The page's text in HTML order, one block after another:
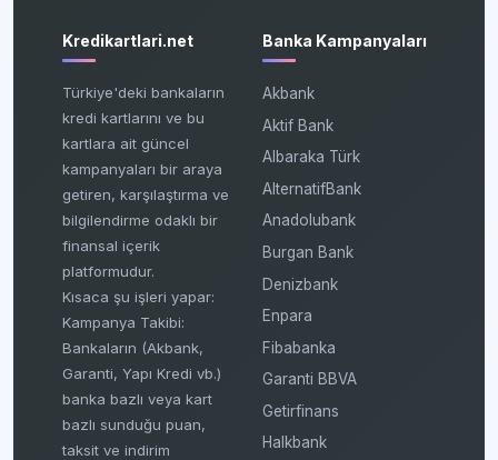
Kredikartlari.net
Türkiye'deki bankaların
kredi kartlarını ve bu
kartlara ait güncel
kampanyaları bir araya
getiren, karşılaştırma ve
bilgilendirme odaklı bir
finansal içerik
platformudur.
Kısaca şu işleri yapar:
Kampanya Takibi:
Bankaların (Akbank,
Garanti, Yapı Kredi vb.)
banka bazlı veya kart
bazlı sunduğu puan,
taksit ve indirim
Banka Kampanyaları
Akbank
Aktif Bank
Albaraka Türk
AlternatifBank
Anadolubank
Burgan Bank
Denizbank
Enpara
Fibabanka
Garanti BBVA
Getirfinans
Halkbank